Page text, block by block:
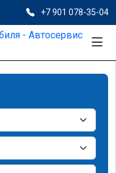
+7 901 078-35-04